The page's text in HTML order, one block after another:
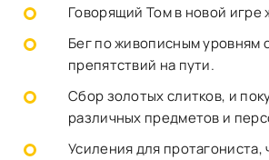
Говорящий Том в новой игре
Бег по живописным уровням
препятствий на пути.
Сбор золотых слитков, и
различных предметов и
Усиления для протагониста,